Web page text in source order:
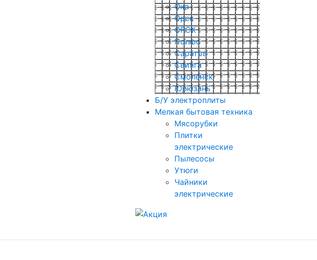
Ока
Орск
ОРСК
Полюс
Саратов
Свияга
Смоленск
Юрюзань
Б/У электроплиты
Мелкая бытовая техника
Мясорубки
Плитки
электрические
Пылесосы
Утюги
Чайники
электрические